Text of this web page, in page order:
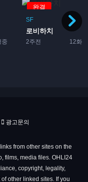
중
완결
SF
로비하치
2주전 12화
광고문의
from other sites on the
films, media files. OHLI24
copyright, legality,
other linked sites. If you